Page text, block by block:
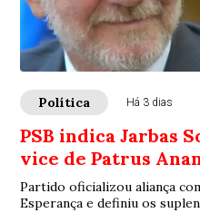
Política Há 3 dias
PSB indica Jarbas
vice de Patrus
Partido oficializou aliança
Esperança e definiu os